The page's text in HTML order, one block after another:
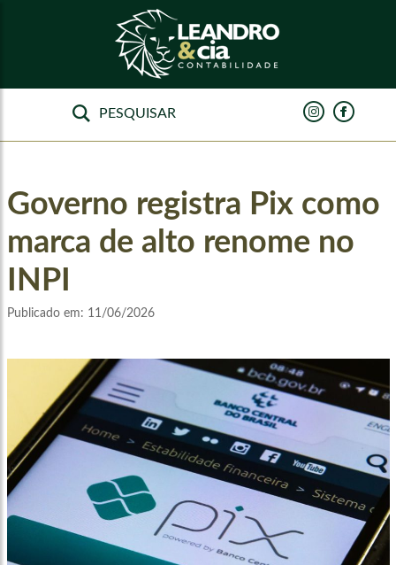
Governo registra Pix como
marca de alto renome no
INPI
Publicado em: 11/06/2026